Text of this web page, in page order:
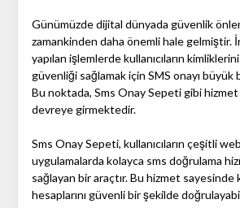
Günümüzde dijital dünyada güvenlik
zamankinden daha önemli hale gelmiştir.
yapılan işlemlerde kullanıcıların
güvenliği sağlamak için SMS onayı büyük
Bu noktada, Sms Onay Sepeti gibi
devreye girmektedir.
Sms Onay Sepeti, kullanıcıların çeşitli
uygulamalarda kolayca sms doğrulama
sağlayan bir araçtır. Bu hizmet sayesinde
hesaplarını güvenli bir şekilde